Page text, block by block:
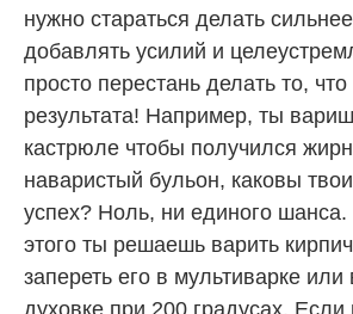
нужно стараться делать
добавлять усилий и
просто перестань делать то,
результата! Например, ты
кастрюле чтобы получился
наваристый бульон, каковы
успех? Ноль, ни единого
этого ты решаешь варить
запереть его в мультиварке или
духовке при 200 градусах. Если